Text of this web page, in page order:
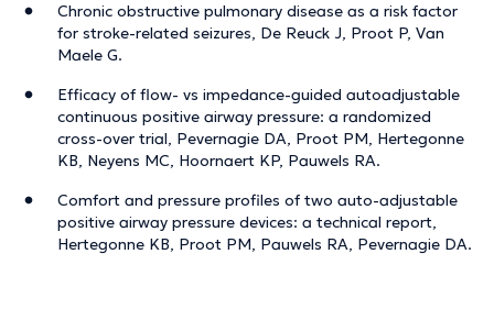
Chronic obstructive pulmonary disease as a risk factor
for stroke-related seizures, De Reuck J, Proot P, Van
Maele G.
Efficacy of flow- vs impedance-guided autoadjustable
continuous positive airway pressure: a randomized
cross-over trial, Pevernagie DA, Proot PM, Hertegonne
KB, Neyens MC, Hoornaert KP, Pauwels RA.
Comfort and pressure profiles of two auto-adjustable
positive airway pressure devices: a technical report,
Hertegonne KB, Proot PM, Pauwels RA, Pevernagie DA.